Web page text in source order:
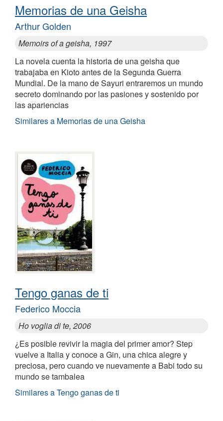
Memorias de una Geisha
Arthur Golden
Memoirs of a geisha, 1997
La novela cuenta la historia de una geisha que
trabajaba en Kioto antes de la Segunda Guerra
Mundial. De la mano de Sayuri entraremos un mundo
secreto dominando por las pasiones y sostenido por
las apariencias
Similares a Memorias de una Geisha
Tengo ganas de ti
Federico Moccia
Ho voglia di te, 2006
¿Es posible revivir la magia del primer amor? Step
vuelve a Italia y conoce a Gin, una chica alegre y
preciosa, pero cuando ve nuevamente a Babi todo su
mundo se tambalea
Similares a Tengo ganas de ti